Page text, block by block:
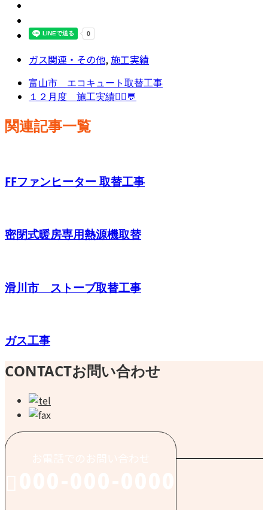
ガス関連・その他,施工実績
富山市 エコキュート取替工事
１２月度 施工実績👷‍♂️💬
関連記事一覧
FFファンヒーター 取替工事
密閉式暖房専用熱源機取替
滑川市 ストーブ取替工事
ガス工事
CONTACTお問い合わせ